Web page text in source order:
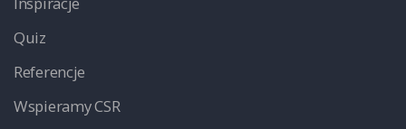
Quiz
Referencje
Wspieramy CSR